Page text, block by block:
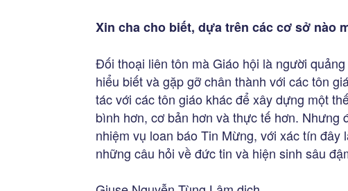
Xin cha cho biết, dựa trên các cơ sở nào
Đối thoại liên tôn mà Giáo hội là người
hiểu biết và gặp gỡ chân thành với các tôn
tác với các tôn giáo khác để xây dựng một
bình hơn, cơ bản hơn và thực tế hơn. Nhưng
nhiệm vụ loan báo Tin Mừng, với xác tín
những câu hỏi về đức tin và hiện sinh sâu